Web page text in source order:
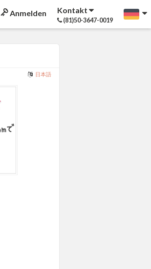
Anmelden Kontakt
(81)50-3647-0019
日本語